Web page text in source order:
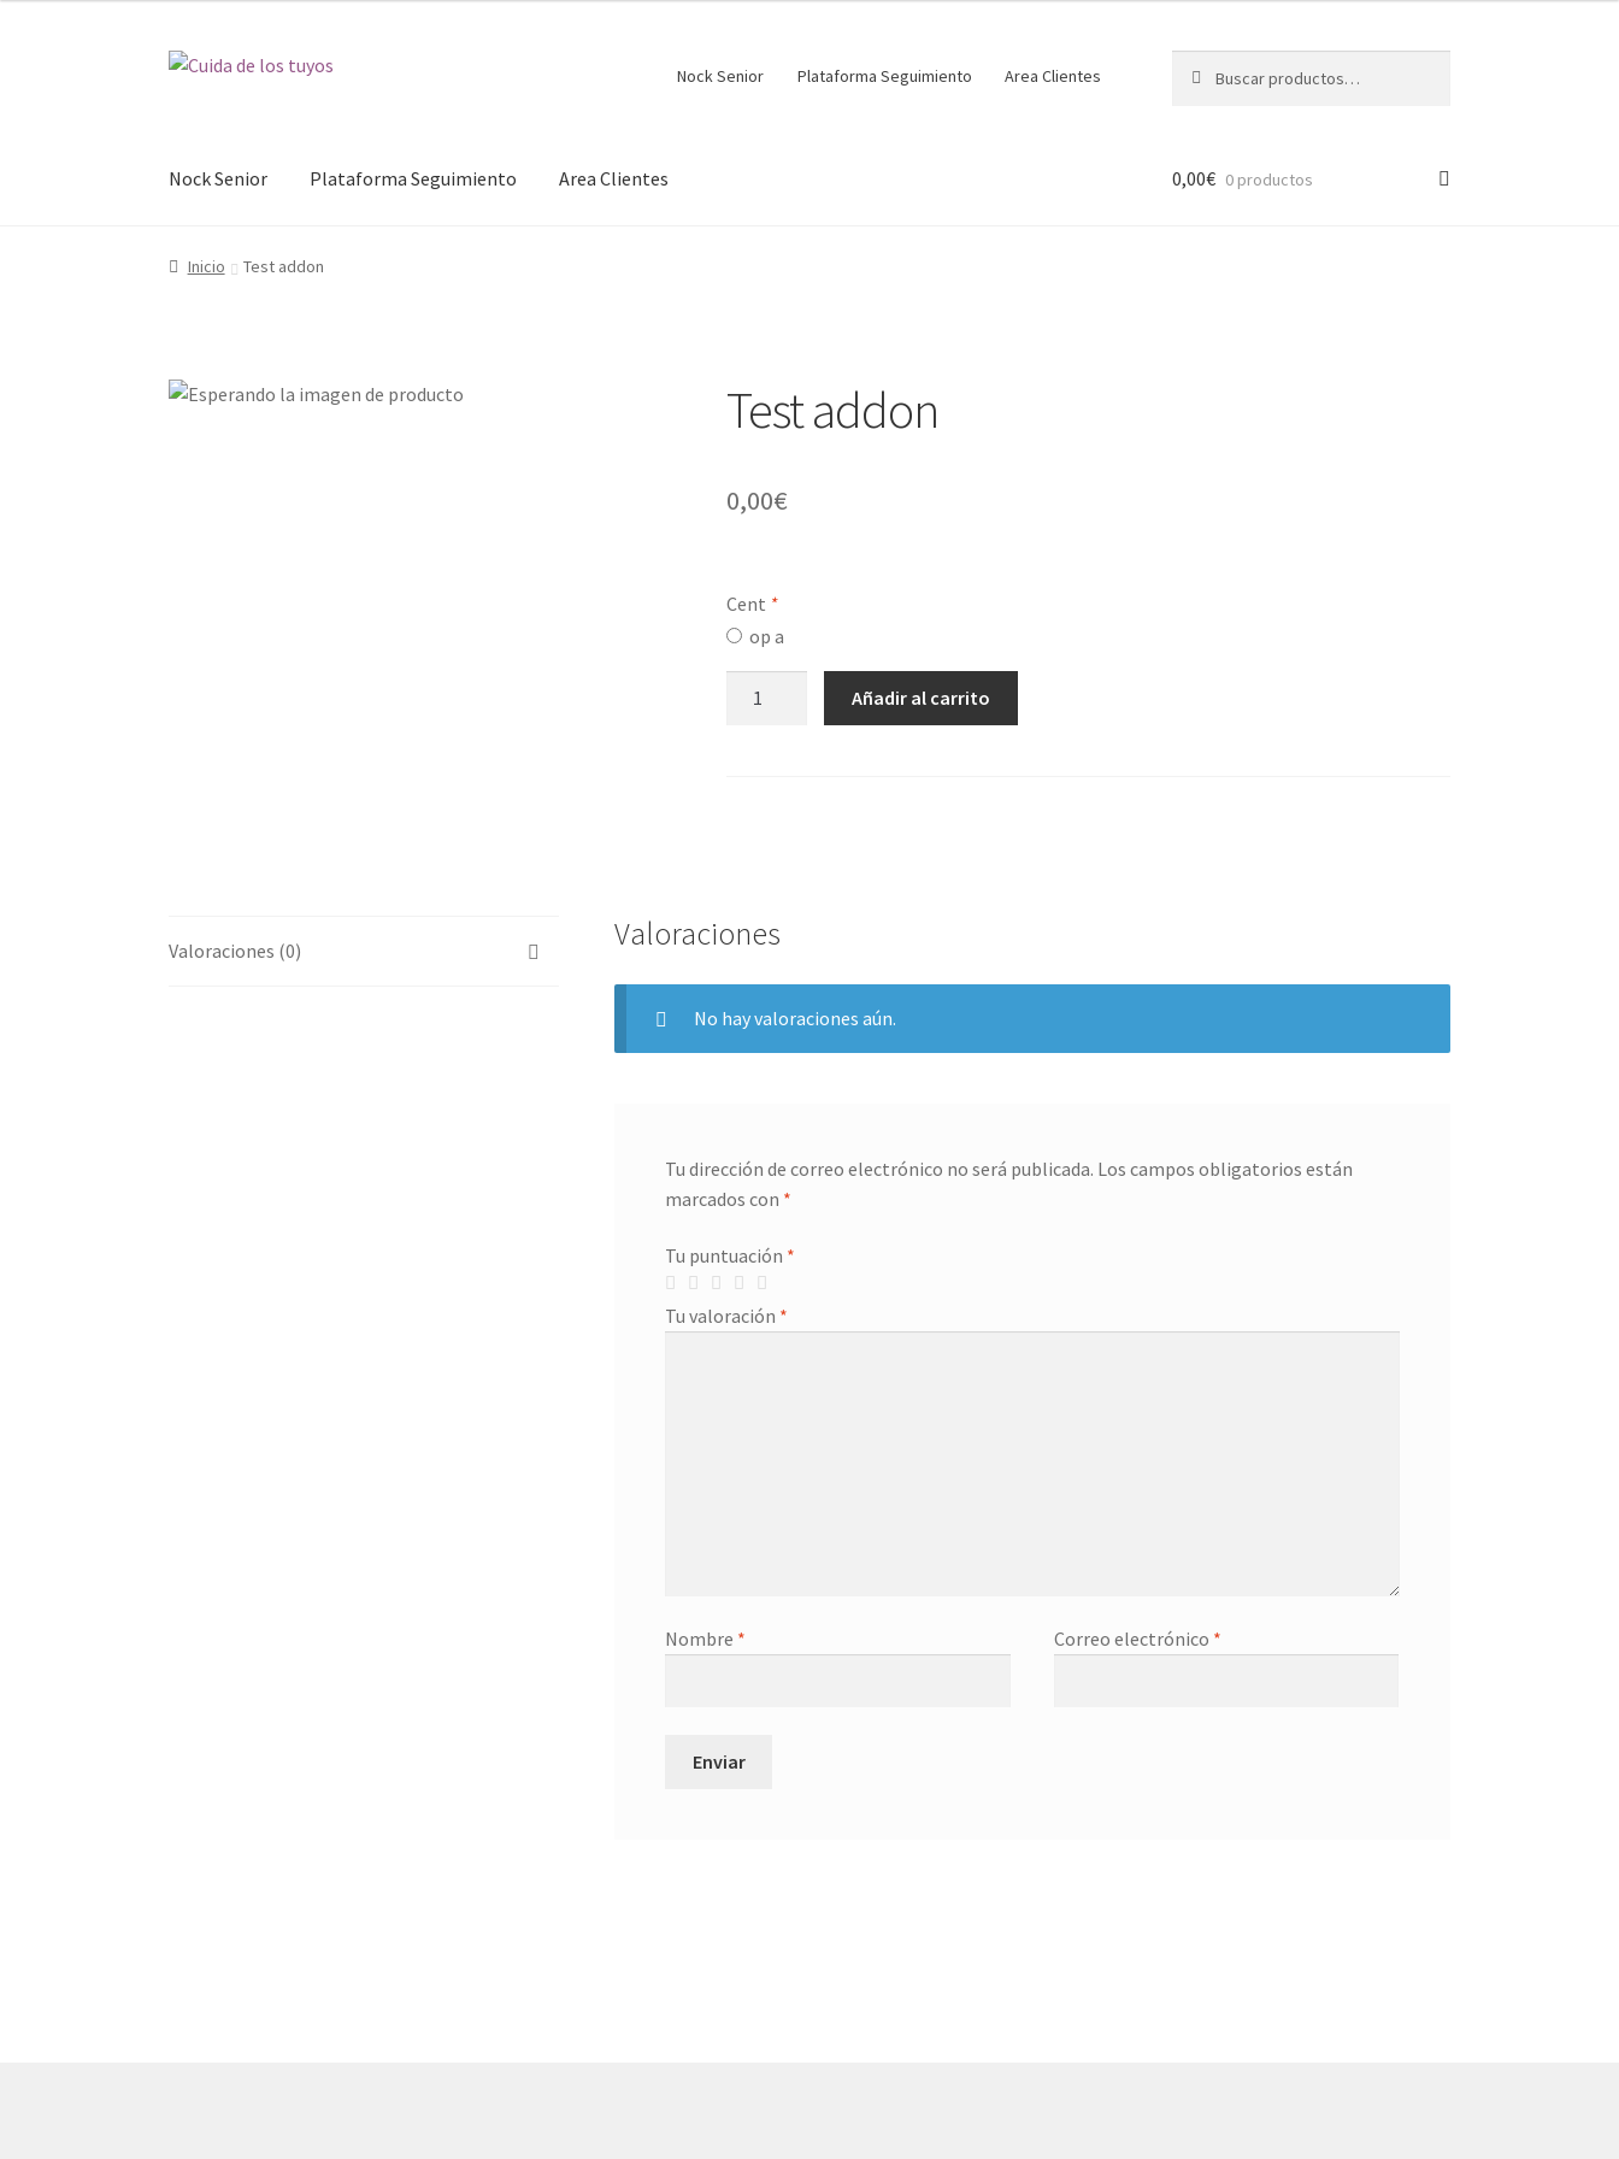
Ir
Ir
Nock Senior Plataforma Seguimiento Area Clientes
por:
a
Nock Senior Plataforma Seguimiento Area Clientes 0,00€ 0 productos
Inicio Test addon
Test addon
0,00€
Cent *
op a
Añadir al carrito
Valoraciones (0) Valoraciones
No hay valoraciones aún.
Tu dirección de correo electrónico no será publicada. Los campos obligatorios están
marcados con *
Tu puntuación *
Tu valoración *
Nombre * Correo electrónico *